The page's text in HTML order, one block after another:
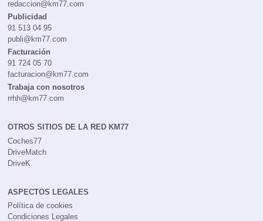
redaccion@km77.com
Publicidad
91 513 04 95
publi@km77.com
Facturación
91 724 05 70
facturacion@km77.com
Trabaja con nosotros
rrhh@km77.com
OTROS SITIOS DE LA RED KM77
Coches77
DriveMatch
DriveK
ASPECTOS LEGALES
Política de cookies
Condiciones Legales